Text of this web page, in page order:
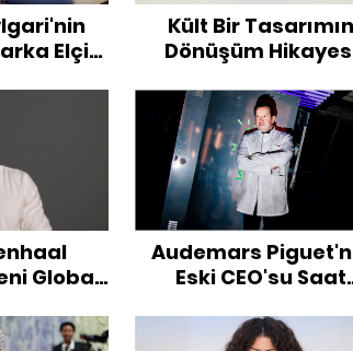
Elçisi
Kült Bir Tasarımın
Dönüşüm
Global
Audemars
Eski CEO'su Saat
Dönüyor